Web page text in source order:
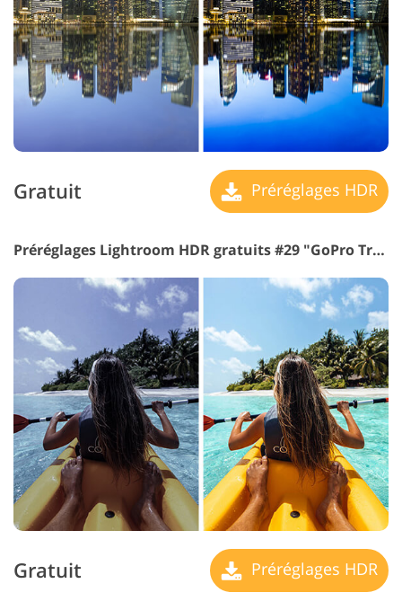
Gratuit Préréglages HDR
Préréglages Lightroom HDR gratuits #29 "GoPro Travel"
Gratuit Préréglages HDR